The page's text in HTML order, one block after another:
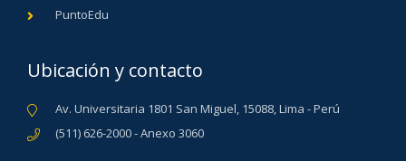
PuntoEdu
Ubicación y contacto
Av. Universitaria 1801 San Miguel, 15088, Lima - Perú
(511) 626-2000 - Anexo 3060